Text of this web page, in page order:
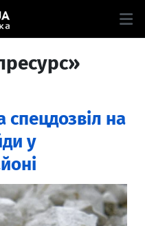
спецдозвіл на
у